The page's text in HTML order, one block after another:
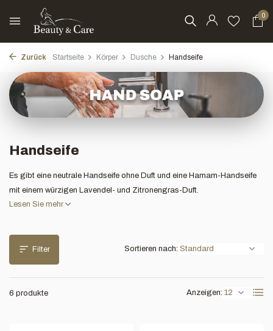
0
Zurück Startseite Körper Dusche Handseife
Handseife
Es gibt eine neutrale Handseife ohne Duft und eine Hamam-Handseife
mit einem würzigen Lavendel- und Zitronengras-Duft.
Lesen Sie mehr
Filter
6 produkte Anzeigen:
Sortieren nach: